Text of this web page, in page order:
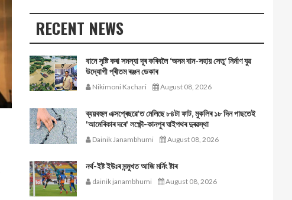
RECENT NEWS
বানে সৃষ্টি কৰা সমস্যা দূৰ কৰিবলৈ ‘অসম বান-সহায় সেতু’ নিৰ্মাণ যুৱ
উদ্যোগী প্ৰীতম ৰঞ্জন ডেকাৰ
Nikimoni Kachari August 08, 2026
ব্যয়বহুল এক্সপ্ৰেছৱে'ত মেলিছে ৮৪টা ফাট, মুকলিৰ ১৮ দিন পাছতেই
'আমেৰিকাৰ দৰে' লক্ষ্ণৌ-কানপুৰ ঘাইপথৰ দুৰৱস্থা
Dainik Janambhumi August 08, 2026
নর্থ-ইষ্ট ইউঃৰ সন্মুখত আজি মর্নিং ষ্টাৰ
dainik janambhumi August 08, 2026